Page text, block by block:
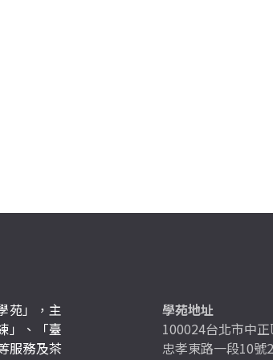
苑」，主
」、「臺
服務及茶
學苑地址
100024台北市中
忠孝東路一段10號